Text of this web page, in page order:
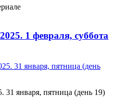
1 февраля, суббота
31 января, пятница (день 19)